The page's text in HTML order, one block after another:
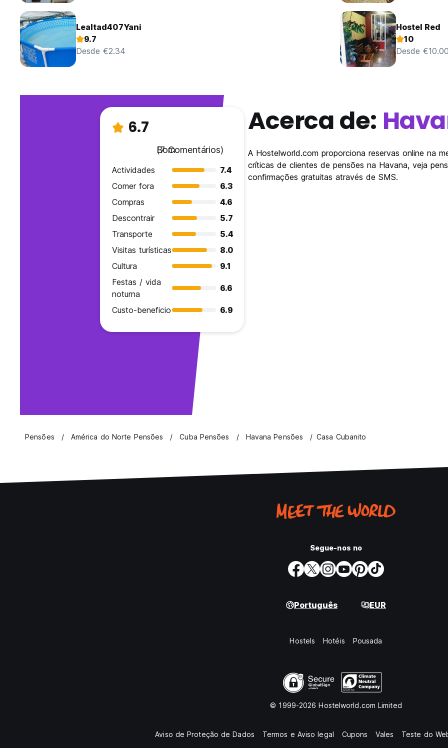
Lealtad407Yani
9.7
Desde €2.34
Hostel Red
10
Desde €10.00
6.7
Bom
(7 Comentários)
Actividades
7.4
Comer fora
6.3
Compras
4.6
Descontrair
5.7
Transporte
5.4
Visitas turísticas
8.0
Cultura
9.1
Festas / vida
noturna
6.6
Custo-beneficio 6.9
Acerca de:
A Hostelworld.com proporciona reservas online na
críticas de clientes de pensões na Havana, veja
confirmações gratuitas através de SMS.
Pensões América do Norte Pensões Cuba Pensões Havana Pensões Casa Cubanito
Segue-nos no
Português EUR
Hostels Hotéis Pousada
© 1999-2026 Hostelworld.com Limited
Aviso de Proteção de Dados Termos e Aviso legal Cupons Vales Teste do